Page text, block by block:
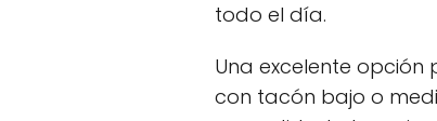
todo el día.
Una excelente opción
con tacón bajo o